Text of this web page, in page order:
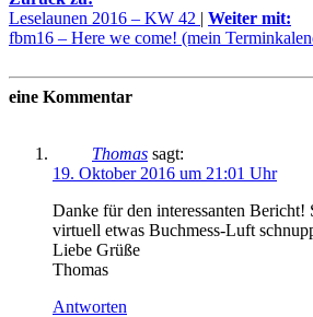
Leselaunen 2016 – KW 42 | Weiter mit:
fbm16 – Here we come! (mein
eine Kommentar
Thomas sagt:
19. Oktober 2016 um 21:01 Uhr
Danke für den interessanten Bericht!
virtuell etwas Buchmess-Luft
Liebe Grüße
Thomas
Antworten